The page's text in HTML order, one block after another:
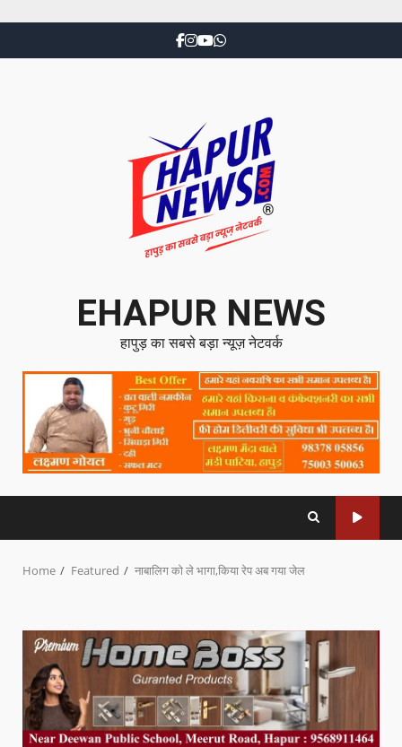
EHAPUR NEWS
हापुड़ का सबसे बड़ा न्यूज़ नेटवर्क
Home Featured नाबालिग को ले भागा,किया रेप अब गया जेल